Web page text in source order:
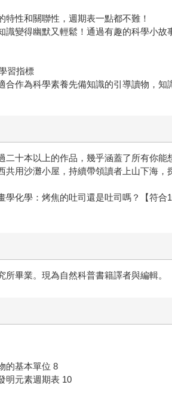
性和關聯性，週期表一點都不難！
識變得幽默又輕鬆！通過有趣的科學小
習指標
合作為科學素養先備知識的引導讀物，
二十本以上的作品，幾乎涵蓋了所有你能
共用沙灘小屋，持續帶領讀者上山下海，
學化學：烤焦的吐司還是吐司嗎？【符
畢業。現為自然科普書籍譯者與編輯。
的基本單位 8
明元素週期表 10